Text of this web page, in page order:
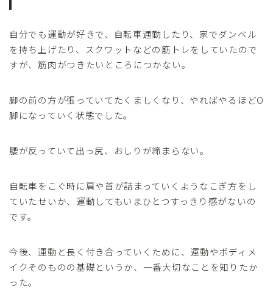
自分でも運動が好きで、自転車通勤したり、家でダンベル
を持ち上げたり、スクワットなどの筋トレをしていたので
すが、筋肉がつきたいところにつかない。
脚の前の方が張っていてたくましくなり、やればやるほどO
脚になっていく状態でした。
腰が反っていて出っ尻、おしりが締まらない。
自転車をこぐ時に肩や首が詰まっていくようなこぎ方をし
ていたせいか、運動してもいまひとつすっきり感がないの
です。
今後、運動と長く付き合っていくために、運動やボディメ
イクそのものの基礎というか、一番大切なことを知りたか
った。